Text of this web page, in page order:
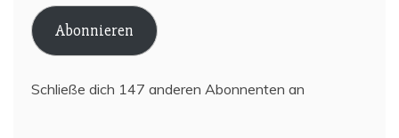
Adresse
Abonnieren
Schließe dich 147 anderen Abonnenten an